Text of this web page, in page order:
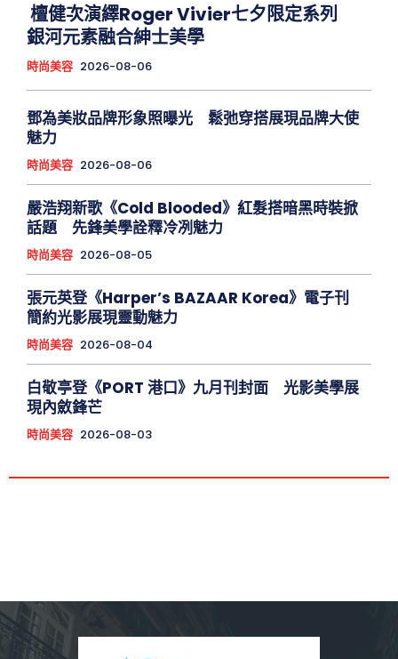
檀健次演繹Roger Vivier七夕限定系列
銀河元素融合紳士美學
時尚美容 2026-08-06
鄧為美妝品牌形象照曝光 鬆弛穿搭展現品牌大使
魅力
時尚美容 2026-08-06
嚴浩翔新歌《Cold Blooded》紅髮搭暗黑時裝掀
話題 先鋒美學詮釋冷冽魅力
時尚美容 2026-08-05
張元英登《Harper’s BAZAAR Korea》電子刊
簡約光影展現靈動魅力
時尚美容 2026-08-04
白敬亭登《PORT 港口》九月刊封面 光影美學展
現內斂鋒芒
時尚美容 2026-08-03